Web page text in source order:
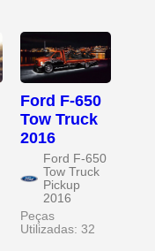
Ford F-650
Tow Truck
2016
Ford F-650
Tow Truck
Pickup
2016
Peças
Utilizadas: 32